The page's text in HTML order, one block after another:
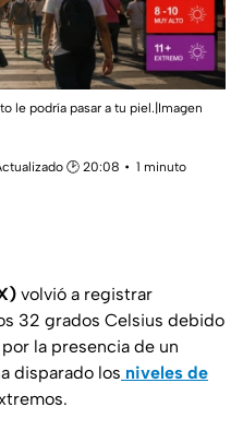
le podría pasar a tu piel.|Imagen
🕑 20:08
1 minuto
volvió a registrar
32 grados Celsius debido
la presencia de un
disparado los niveles de